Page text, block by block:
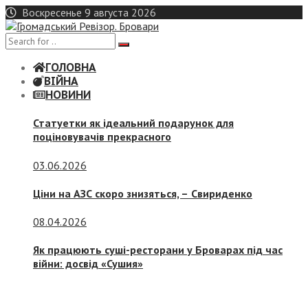
Skip
to
content
Воскресенье 9 августа 2026
ГОЛОВНА
ВІЙНА
НОВИНИ
Статуетки як ідеальний подарунок для
поціновувачів прекрасного
03.06.2026
Ціни на АЗС скоро знизяться, – Свириденко
08.04.2026
Як працюють суші-ресторани у Броварах під час
війни: досвід «Сушия»